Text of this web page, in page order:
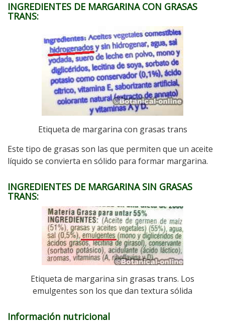
INGREDIENTES DE MARGARINA CON GRASAS
TRANS:
Etiqueta de margarina con grasas trans
Este tipo de grasas son las que permiten que un aceite
líquido se convierta en sólido para formar margarina.
INGREDIENTES DE MARGARINA SIN GRASAS
TRANS:
Etiqueta de margarina sin grasas trans. Los
emulgentes son los que dan textura sólida
Información nutricional